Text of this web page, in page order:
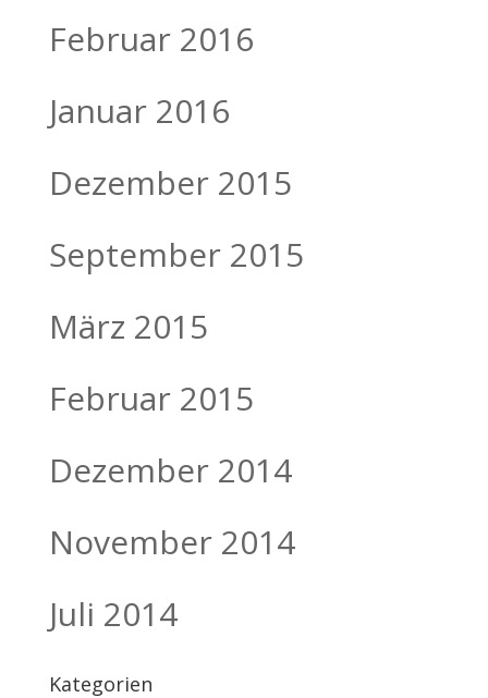
Februar 2016
Januar 2016
Dezember 2015
September 2015
März 2015
Februar 2015
Dezember 2014
November 2014
Juli 2014
Kategorien